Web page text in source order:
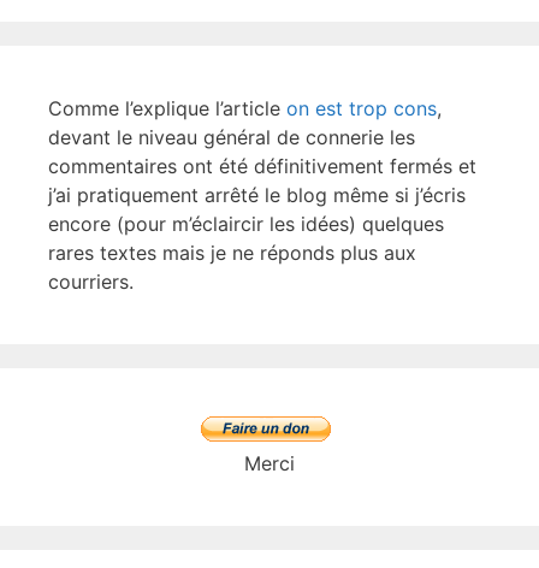
Comme l’explique l’article on est trop cons,
devant le niveau général de connerie les
commentaires ont été définitivement fermés et
j’ai pratiquement arrêté le blog même si j’écris
encore (pour m’éclaircir les idées) quelques
rares textes mais je ne réponds plus aux
courriers.
Merci